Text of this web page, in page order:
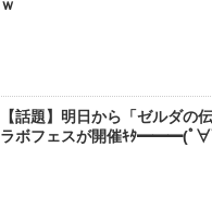
ｗ
【話題】明日から「ゼルダの
ラボフェスが開催ｷﾀ━━━(